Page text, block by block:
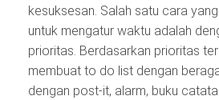
kesuksesan. Salah satu cara
untuk mengatur waktu adalah
prioritas. Berdasarkan prioritas
membuat to do list dengan
dengan post-it, alarm, buku